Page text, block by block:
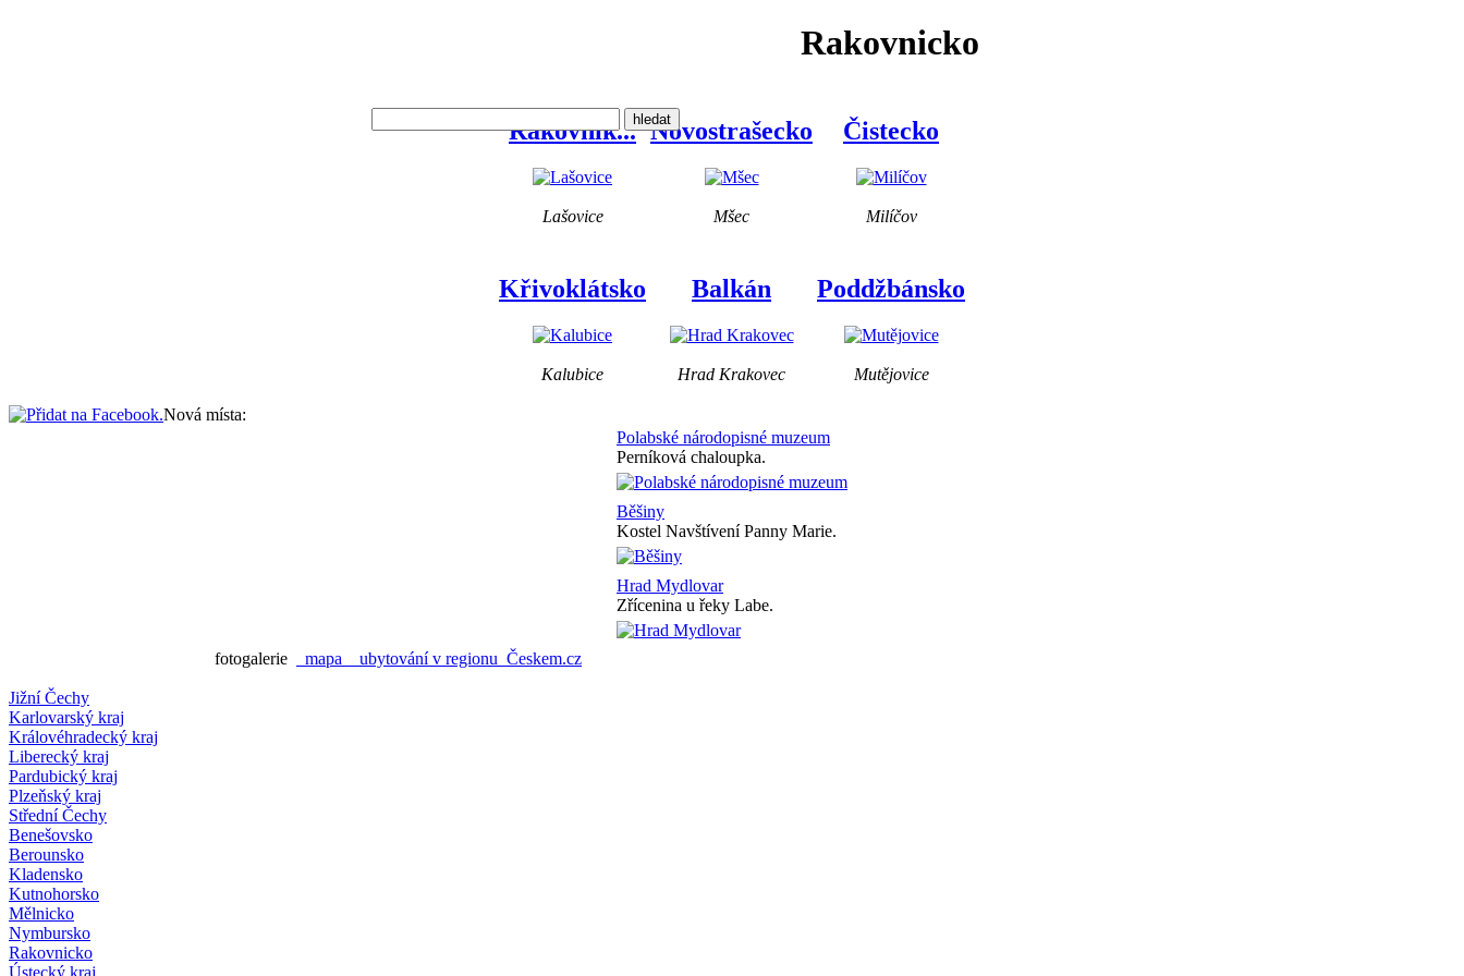
Rakovnicko
Rakovník...
Lašovice
Novostrašecko
Mšec
Čistecko
Milíčov
Křivoklátsko
Kalubice
Balkán
Hrad Krakovec
Poddžbánsko
Mutějovice
Nová místa:
Polabské národopisné muzeum
Perníková chaloupka.
Běšiny
Kostel Navštívení Panny Marie.
Hrad Mydlovar
Zřícenina u řeky Labe.
fotogalerie mapa ubytování v regionu Českem.cz
Jižní Čechy
Karlovarský kraj
Královéhradecký kraj
Liberecký kraj
Pardubický kraj
Plzeňský kraj
Střední Čechy
Benešovsko
Berounsko
Kladensko
Kutnohorsko
Mělnicko
Nymbursko
Rakovnicko
Ústecký kraj